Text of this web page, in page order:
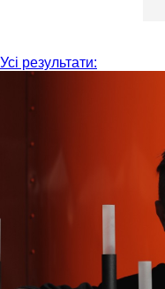
Усі результати: